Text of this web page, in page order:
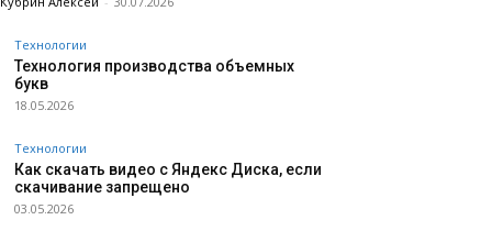
Технологии
Технология производства объемных
букв
18.05.2026
Технологии
Как скачать видео с Яндекс Диска, если
скачивание запрещено
03.05.2026